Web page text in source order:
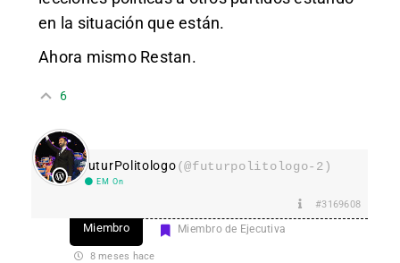
en la situación que están.
Ahora mismo Restan.
6
FuturPolitologo(@futurpolitologo-2)
EM On
#3169608
Miembro Miembro de Ejecutiva
8 meses hace